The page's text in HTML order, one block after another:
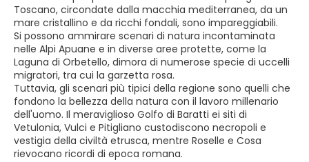
Toscano, circondate dalla macchia mediterranea, da un
mare cristallino e da ricchi fondali, sono impareggiabili.
Si possono ammirare scenari di natura incontaminata
nelle Alpi Apuane e in diverse aree protette, come la
Laguna di Orbetello, dimora di numerose specie di uccelli
migratori, tra cui la garzetta rosa.
Tuttavia, gli scenari più tipici della regione sono quelli che
fondono la bellezza della natura con il lavoro millenario
dell'uomo. Il meraviglioso Golfo di Baratti ei siti di
Vetulonia, Vulci e Pitigliano custodiscono necropoli e
vestigia della civiltà etrusca, mentre Roselle e Cosa
rievocano ricordi di epoca romana.